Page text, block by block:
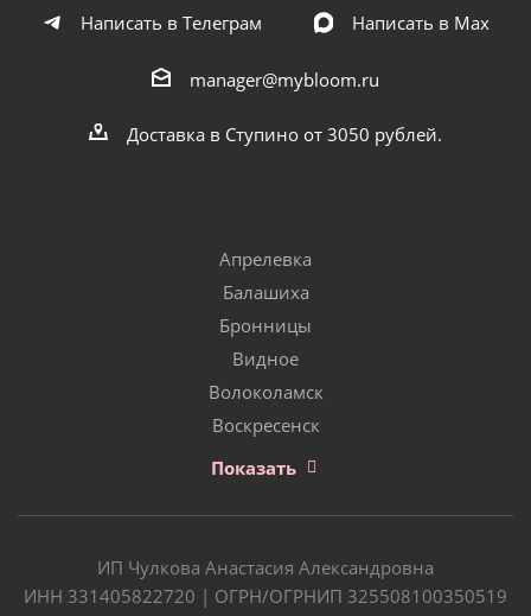
Написать в Телеграм
Написать в Мах
manager@mybloom.ru
Доставка в Ступино от 3050 рублей.
Апрелевка
Балашиха
Бронницы
Видное
Волоколамск
Воскресенск
Показать
ИП Чулкова Анастасия Александровна
ИНН 331405822720 | ОГРН/ОГРНИП 325508100350519